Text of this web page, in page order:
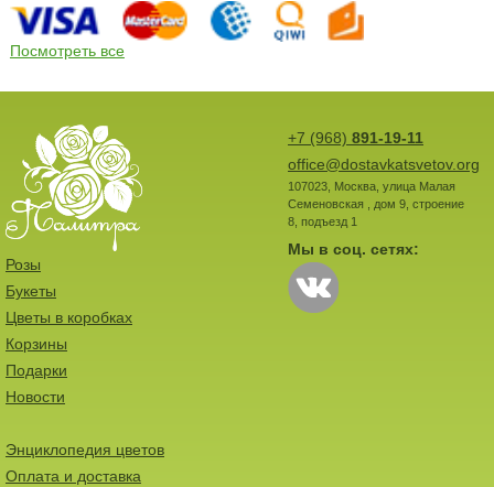
Посмотреть все
+7 (968) 891-19-11
office@dostavkatsvetov.org
107023, Москва, улица Малая
Семеновская , дом 9, строение
8, подъезд 1
Мы в соц. сетях:
Розы
Букеты
Цветы в коробках
Корзины
Подарки
Новости
Энциклопедия цветов
Оплата и доставка